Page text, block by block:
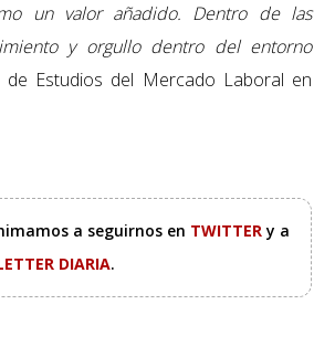
un valor añadido. Dentro de las
y orgullo dentro del entorno
Estudios del Mercado Laboral en
a seguirnos en TWITTERy a
DIARIA.